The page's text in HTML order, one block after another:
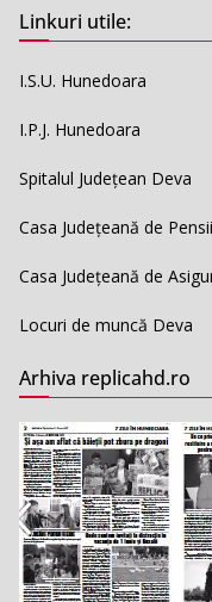
Linkuri utile:
I.S.U. Hunedoara
I.P.J. Hunedoara
Spitalul Județean Deva
Casa Județeană de Pensii
Casa Județeană de
Locuri de muncă Deva
Arhiva replicahd.ro